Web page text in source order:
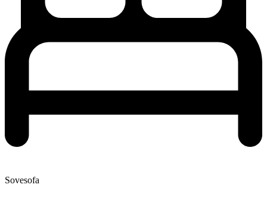
Sovesofa